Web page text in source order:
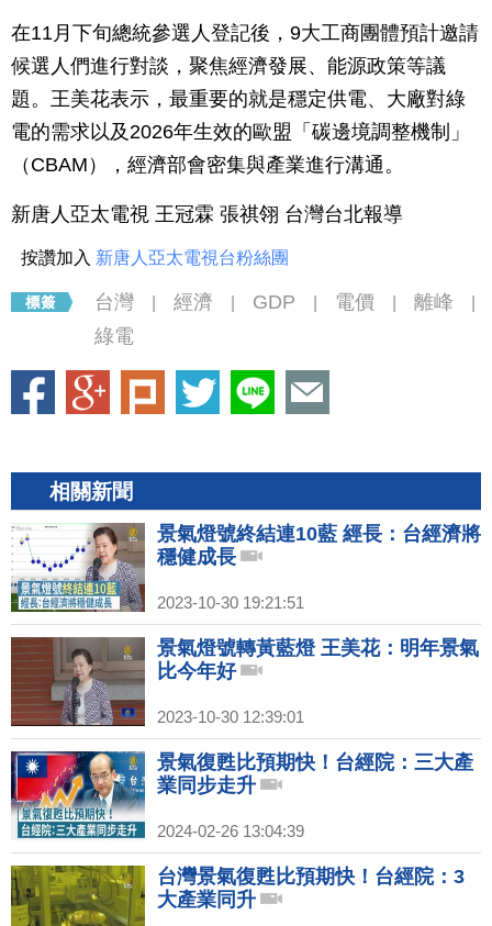
在11月下旬總統參選人登記後，9大工商團體預計邀請
候選人們進行對談，聚焦經濟發展、能源政策等議
題。王美花表示，最重要的就是穩定供電、大廠對綠
電的需求以及2026年生效的歐盟「碳邊境調整機制」
（CBAM），經濟部會密集與產業進行溝通。
新唐人亞太電視 王冠霖 張祺翎 台灣台北報導
按讚加入 新唐人亞太電視台粉絲團
台灣 經濟 GDP 電價 離峰
綠電
相關新聞
景氣燈號終結連10藍 經長：台經濟將
穩健成長
2023-10-30 19:21:51
景氣燈號轉黃藍燈 王美花：明年景氣
比今年好
2023-10-30 12:39:01
景氣復甦比預期快！台經院：三大產
業同步走升
2024-02-26 13:04:39
台灣景氣復甦比預期快！台經院：3
大產業同升